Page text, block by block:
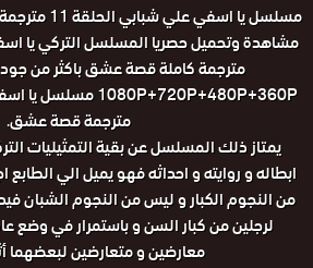
مسلسل يا
مترجمة كاملة قصة عشق باكثر من
مترجمة قصة عشق.
يمتاز ذلك المسلسل عن بقية التمثيليات
ابطاله و روايته و احداثه فهو يميل الي
من النجوم الكبار و ليس من النجوم الشبان
لرجلين من كبار السن و باستمرار في وضع
معارضين و متعارضين لبعضهما